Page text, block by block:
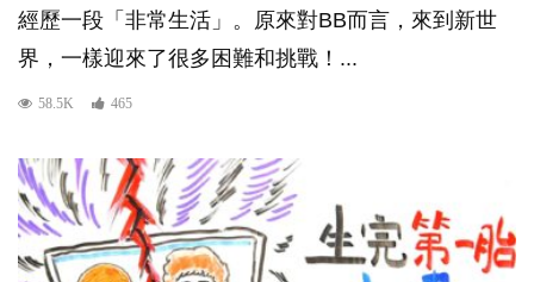
經歷一段「非常生活」。原來對BB而言，來到新世
界，一樣迎來了很多困難和挑戰！...
58.5K 465